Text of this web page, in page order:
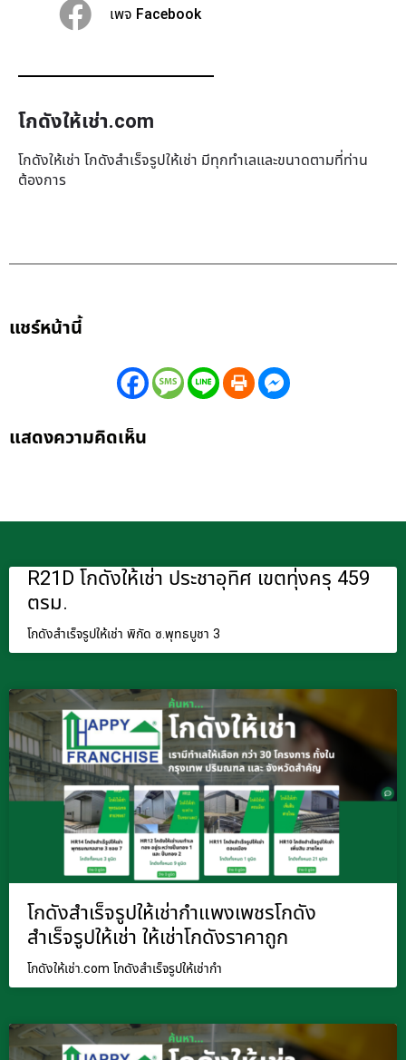
เพจ Facebook
โกดังให้เช่า.com
โกดังให้เช่า โกดังสำเร็จรูปให้เช่า มีทุกทำเล​และขนาดตามที่ท่าน
ต้องการ
แชร์หน้านี้
แสดงความคิดเห็น
R21D โกดังให้เช่า ประชาอุทิศ เขตทุ่งครุ 459
ตรม.
โกดังสำเร็จรูปให้เช่า พิกัด ซ.พุทธบูชา 3
โกดังสำเร็จรูปให้เช่ากำแพงเพชรโกดัง
สำเร็จรูปให้เช่า ให้เช่าโกดังราคาถูก
โกดังให้เช่า.com โกดังสำเร็จรูปให้เช่ากำ